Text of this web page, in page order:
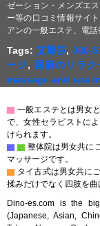
ゼーション・メンズエ
ー等の口コミ情報サイ
アンの一般エステ、電
Tags: 艾麗莎, 080-
ージ, 国府のリラ
massage and spa
▇ 一般エステとは男女
で、女性セラピストに
けられます。
▇ ▇ 整体院は男女共に
マッサージです。
▇ タイ古式は男女共に
揉みだけでなく四肢を曲
Dino-es.com is the
(Japanese, Asian,